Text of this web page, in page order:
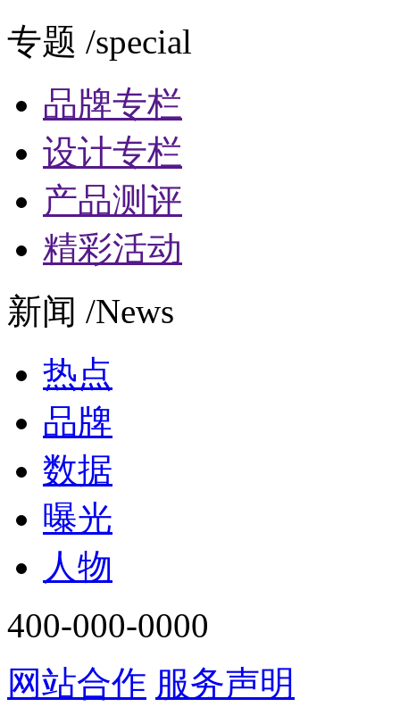
专题 /special
品牌专栏
设计专栏
产品测评
精彩活动
新闻 /News
热点
品牌
数据
曝光
人物
400-000-0000
网站合作 服务声明